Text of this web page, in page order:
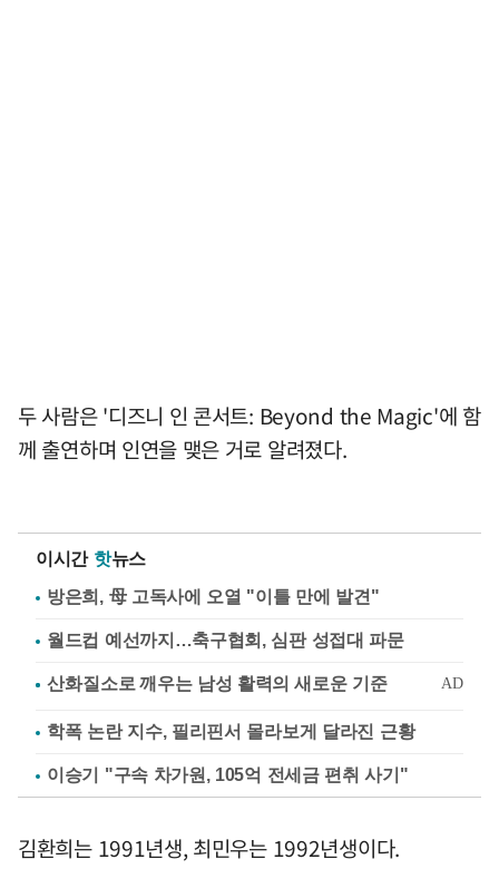
두 사람은 '디즈니 인 콘서트: Beyond the Magic'에 함
께 출연하며 인연을 맺은 거로 알려졌다.
이시간 핫뉴스
방은희, 母 고독사에 오열 "이틀 만에 발견"
월드컵 예선까지…축구협회, 심판 성접대 파문
학폭 논란 지수, 필리핀서 몰라보게 달라진 근황
이승기 "구속 차가원, 105억 전세금 편취 사기"
김환희는 1991년생, 최민우는 1992년생이다.